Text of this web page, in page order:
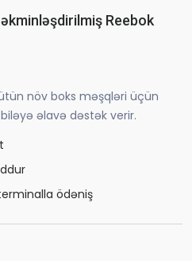
Reebok
növ boks məşqləri üçün
əlavə dəstək verir.
ödəniş